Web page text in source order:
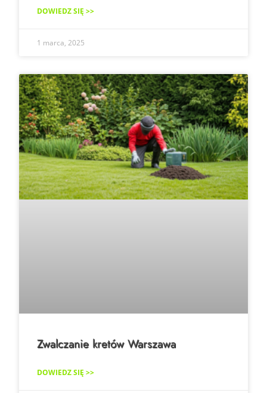
DOWIEDZ SIĘ >>
1 marca, 2025
Zwalczanie kretów Warszawa
DOWIEDZ SIĘ >>